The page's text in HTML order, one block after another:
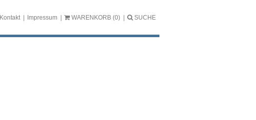
Kontakt Impressum WARENKORB (0) SUCHE